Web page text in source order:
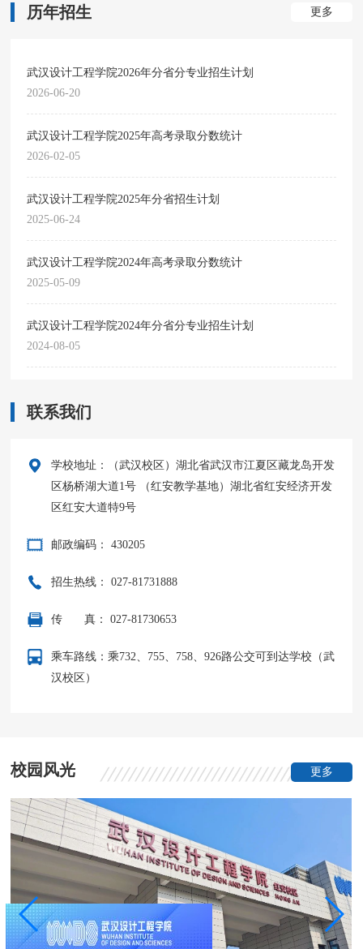
历年招生 更多
武汉设计工程学院2026年分省分专业招生计划
2026-06-20
武汉设计工程学院2025年高考录取分数统计
2026-02-05
武汉设计工程学院2025年分省招生计划
2025-06-24
武汉设计工程学院2024年高考录取分数统计
2025-05-09
武汉设计工程学院2024年分省分专业招生计划
2024-08-05
联系我们
学校地址：（武汉校区）湖北省武汉市江夏区藏龙岛开发
区杨桥湖大道1号 （红安教学基地）湖北省红安经济开发
区红安大道特9号
邮政编码： 430205
招生热线： 027-81731888
传 真： 027-81730653
乘车路线：乘732、755、758、926路公交可到达学校（武
汉校区）
校园风光 更多